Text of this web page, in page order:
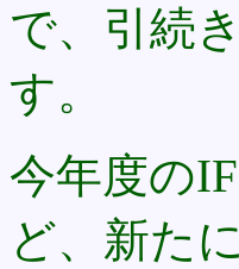
で、引続
す。
今年度の
ど、新た